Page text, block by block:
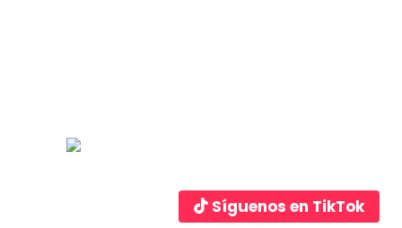
Síguenos en TikTok